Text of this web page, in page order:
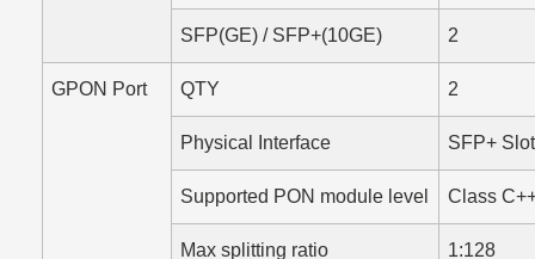
SFP(GE) / SFP+(10GE) 2
GPON Port QTY 2
Physical Interface SFP+
Supported PON module level Class
Max splitting ratio 1:128